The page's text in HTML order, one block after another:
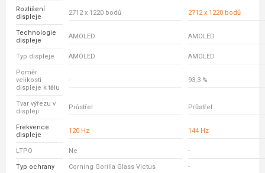
Rozlišení
displeje
2712 x 1220 bodů 2712 x 1220 bodů
Technologie
displeje
AMOLED AMOLED
Typ displeje AMOLED AMOLED
Poměr
velikosti
displeje k tělu
- 93,3 %
Tvar výřezu v
displeji
Průstřel Průstřel
Frekvence
displeje
120 Hz 144 Hz
LTPO Ne -
Typ ochrany Corning Gorilla Glass Victus -